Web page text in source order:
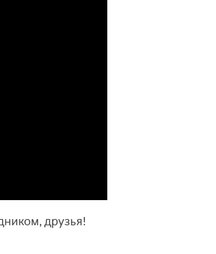
друзья!